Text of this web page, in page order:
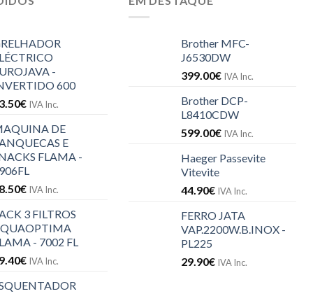
-
600
€ IVA Inc.
DE
E
FLAMA -
€ IVA Inc.
3 FILTROS
- 7002 FL
€ IVA Inc.
Brother MFC-
J6530DW
399.00€ IVA Inc.
Brother DCP-
L8410CDW
599.00€ IVA Inc.
Haeger Passevite
Vitevite
44.90€ IVA Inc.
FERRO JATA
VAP.2200W.B.INOX -
PL225
29.90€ IVA Inc.